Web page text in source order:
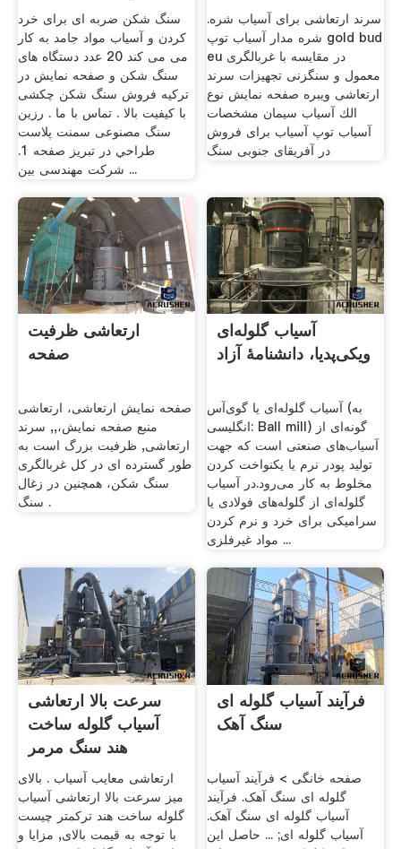
سنگ شکن ضربه ای برای خرد
کردن و آسیاب مواد جامد به کار
می می کند 20 عدد دستگاه های
سنگ شکن و صفحه نمایش در
ترکیه فروش سنگ شکن چکشی
با کیفیت بالا . تماس با ما . رزین
سنگ مصنوعی سمنت پلاست
طراحي در تبريز صفحه 1.
شرکت مهندسی بین ...
سرند ارتعاشی برای آسیاب شره.
شره مدار آسیاب توپ gold bud
eu در مقایسه با غربالگری
معمول و سنگزنی تجهیزات سرند
ارتعاشی ویبره صفحه نمایش نوع
الك آسیاب سیمان مشخصات
آسیاب توپ آسیاب برای فروش
در آفریقای جنوبی سنگ
ارتعاشی ظرفیت
صفحه
صفحه نمایش ارتعاشی، ارتعاشی
منبع صفحه نمایش،,, سرند
ارتعاشی, ظرفیت بزرگ است به
طور گسترده ای در کل غربالگری
سنگ شکن، همچنین در زغال
سنگ .
آسیاب گلوله‌ای
ویکی‌پدیا، دانشنامهٔ آزاد
آسیاب گلوله‌ای یا گوی‌آس (به
انگلیسی: Ball mill) گونه‌ای از
آسیاب‌های صنعتی است که جهت
تولید پودر نرم یا یکنواخت کردن
مخلوط به کار می‌رود.در آسیاب
گلوله‌ای از گلوله‌های فولادی یا
سرامیکی برای خرد و نرم کردن
مواد غیرفلزی ...
سرعت بالا ارتعاشی
آسیاب گلوله ساخت
هند سنگ مرمر
ارتعاشی معایب آسیاب . بالای
میز سرعت بالا ارتعاشی آسیاب
گلوله ساخت هند ترکمتر چیست
با توجه به قیمت بالای, مزایا و
فرآیند آسیاب گلوله ای
سنگ آهک
صفحه خانگی > فرآیند آسیاب
گلوله ای سنگ آهک. فرآیند
آسیاب گلوله ای سنگ آهک.
آسیاب گلوله ای; ... حاصل این